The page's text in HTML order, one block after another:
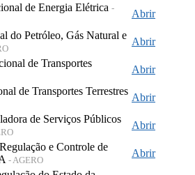
de Energia Elétrica -
Abrir
do Petróleo, Gás Natural e
Abrir
de Transportes
Abrir
de Transportes Terrestres
Abrir
de Serviços Públicos
Abrir
e Controle de
- AGERO
Abrir